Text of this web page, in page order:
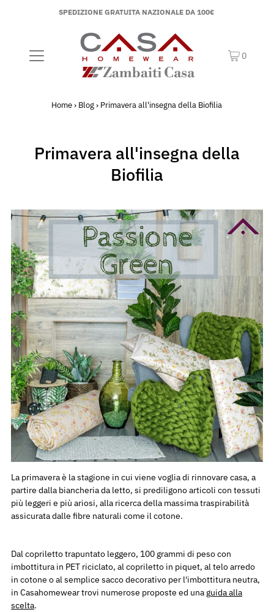
SPEDIZIONE GRATUITA NAZIONALE DA 100€
0
Home › Blog › Primavera all'insegna della Biofilia
Primavera all'insegna della
Biofilia
La primavera è la stagione in cui viene voglia di rinnovare casa, a
partire dalla biancheria da letto, si prediligono articoli con tessuti
più leggeri e più ariosi, alla ricerca della massima traspirabilità
assicurata dalle fibre naturali come il cotone.
Dal copriletto trapuntato leggero, 100 grammi di peso con
imbottitura in PET riciclato, al copriletto in piquet, al telo arredo
in cotone o al semplice sacco decorativo per l'imbottitura neutra,
in Casahomewear trovi numerose proposte ed una guida alla
scelta.